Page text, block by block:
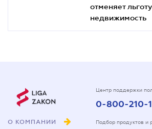
отменяет
недвижимость
О КОМПАНИИ
Центр поддержки
0-800-210-
Подбор продуктов и